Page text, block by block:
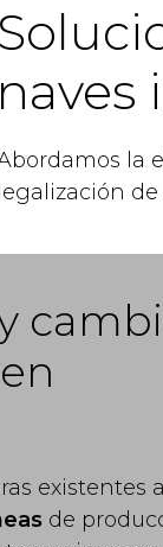
naves
la
legalización
existentes
de